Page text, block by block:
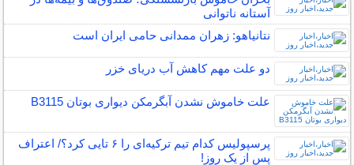
آستانه ناتوانی
نتانیاهو: زهران ممدانی حامی ایران است
دو علت مهم کاهش آب دریای خزر
علت خاموش نشدن آبگرمکن دیواری بوتان B3115
پرسپولیس کدام تیم ترکیه‌ای را ۶ تایی کرد؟/ اعتراف
پس از یک روز!